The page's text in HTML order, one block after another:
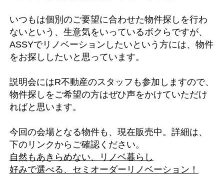
いつもは個別のご要望に合わせた物件探しを行わ
ないという、生意気をいっているボクらですが、
ASSYでリノベーションしたいという方には、物件
をお探ししたいと思っています。
説明会にはR不動産のスタッフも参加しますので、
物件探しをご希望の方はぜひ声をかけていただけ
ればと思います。
今回の会場となる物件も、現在販売中。詳細は、
下のリンクからご確認ください。
自然もあきらめない、リノベ暮らし
好みで選べる、セミオーダーリノベーション！